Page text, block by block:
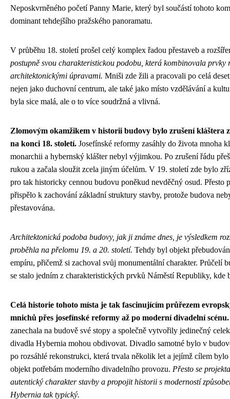
Neposkvrněného početí Panny Marie, který byl součástí tohoto
dominant tehdejšího pražského panoramatu.
V průběhu 18. století prošel celý komplex řadou přestaveb a
postupně svou charakteristickou podobu, která kombinovala prvky
architektonickými úpravami. Mniši zde žili a pracovali po celá
nejen jako duchovní centrum, ale také jako místo vzdělávání a
byla sice malá, ale o to více soudržná a vlivná.
Zlomovým okamžikem v historii budovy bylo zrušení kláštera
na konci 18. století. Josefínské reformy zasáhly do života mnoha
monarchii a hybernský klášter nebyl výjimkou. Po zrušení řádu
rukou a začala sloužit zcela jiným účelům. V 19. století zde bylo
pro tak historicky cennou budovu poněkud nevděčný osud. Přesto
přispělo k zachování základní struktury stavby, protože budova
přestavována.
Architektonická podoba budovy, jak ji známe dnes, je výsledkem
proběhla na přelomu 19. a 20. století. Tehdy byl objekt
empíru, přičemž si zachoval svůj monumentální charakter. Průčelí
se stalo jedním z charakteristických prvků Náměstí Republiky, kde
Celá historie tohoto místa je tak fascinujícím průřezem
mnichů přes josefínské reformy až po moderní divadelní scénu.
zanechala na budově své stopy a společně vytvořily jedinečný
divadla Hybernia mohou obdivovat. Divadlo samotné bylo v
po rozsáhlé rekonstrukci, která trvala několik let a jejímž cílem
objekt potřebám moderního divadelního provozu. Přesto se
autentický charakter stavby a propojit historii s moderností
Hybernia tak typický.